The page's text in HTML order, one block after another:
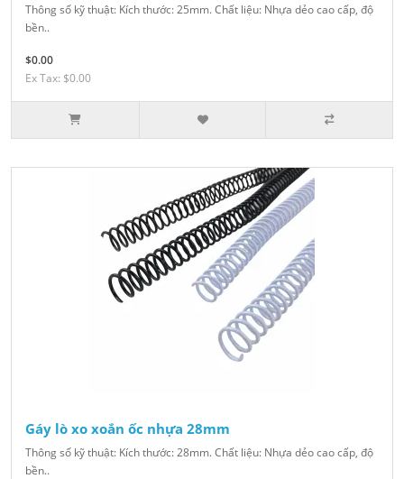
Thông số kỹ thuật: Kích thước: 25mm. Chất liệu: Nhựa dẻo cao cấp, độ
bền..
$0.00
Ex Tax: $0.00
Gáy lò xo xoắn ốc nhựa 28mm
Thông số kỹ thuật: Kích thước: 28mm. Chất liệu: Nhựa dẻo cao cấp, độ
bền..